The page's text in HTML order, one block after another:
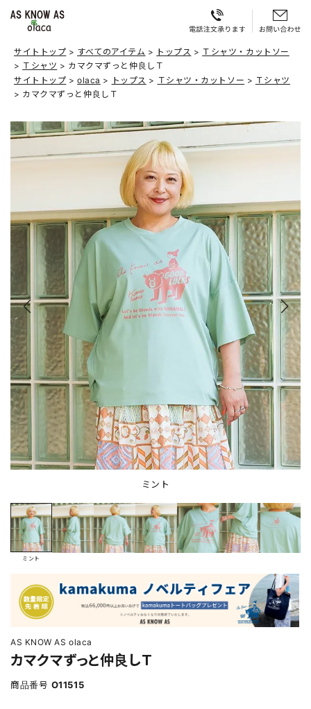
サイトトップ すべてのアイテム トップス
Ｔシャツ・カットソー
Ｔシャツ
カマクマずっと仲良しＴ
サイトトップ
olaca トップス Ｔシャツ・カットソー
Ｔシャツ
カマクマずっと仲良しＴ
ミント
ミント
AS KNOW AS olaca
カマクマずっと仲良しＴ
商品番号 O11515